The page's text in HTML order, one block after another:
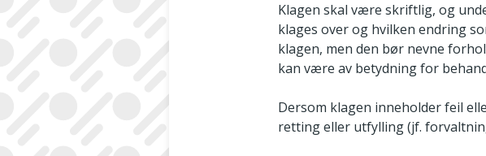
Klagen skal være skriftlig, og
klages over og hvilken endring
klagen, men den bør nevne
kan være av betydning for
Dersom klagen inneholder feil
retting eller utfylling (jf.